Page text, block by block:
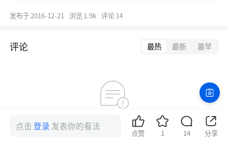
发布于2016-12-21 浏览1.9k 评论14
评论 最热 最新 最早
网络异常，评论加载失败
点击登录 发表你的看法
点赞 1 14 分享